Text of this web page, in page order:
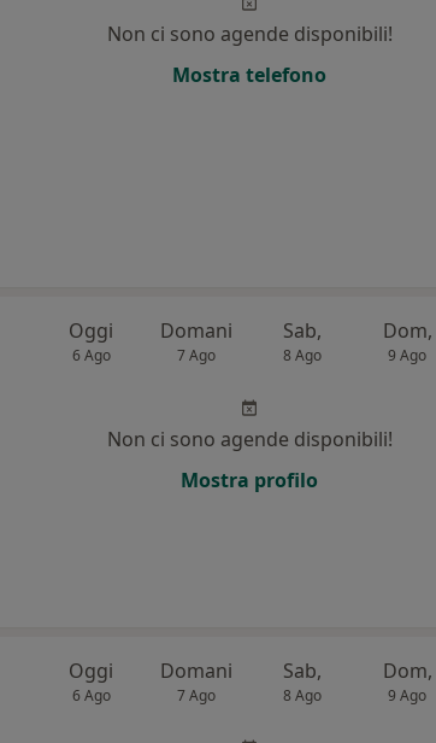
Non ci sono agende disponibili!
Mostra telefono
Oggi
6 Ago
Domani
7 Ago
Sab,
8 Ago
Dom,
9 Ago
Non ci sono agende disponibili!
Mostra profilo
Oggi
6 Ago
Domani
7 Ago
Sab,
8 Ago
Dom,
9 Ago